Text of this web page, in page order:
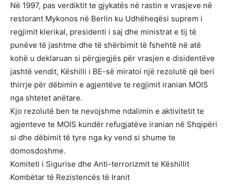
Në 1997, pas verdiktit te gjykatës në rastin e vrasjeve në
restorant Mykonos në Berlin ku Udhëheqësi suprem i
regjimit klerikal, presidenti i saj dhe ministrat e tij të
punëve të jashtme dhe të shërbimit të fshehtë në atë
kohë u deklaruan si përgjegjës për vrasjen e disidentëve
jashtë vendit, Këshilli i BE-së miratoi një rezolutë që beri
thirrje për dëbimin e agjentëve te regjimit iranian MOIS
nga shtetet anëtare.
Kjo rezolutë ben te nevojshme ndalimin e aktivitetit te
agjenteve te MOIS kundër refugjatëve iranian në Shqipëri
si dhe dëbimit të tyre nga ky vend si shume te
domosdoshme.
Komiteti i Sigurise dhe Anti-terrorizmit te Këshillit
Kombëtar të Rezistencës të Iranit